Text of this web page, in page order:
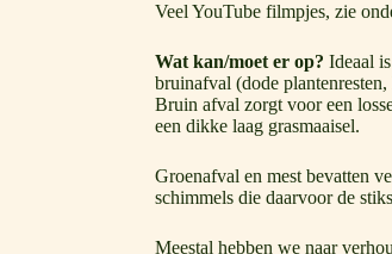
Veel YouTube filmpjes, zie
Wat kan/moet er op? Ideaal
bruinafval (dode
Bruin afval zorgt voor een
een dikke laag grasmaaisel.
Groenafval en mest bevatten
schimmels die daarvoor de
Meestal hebben we naar